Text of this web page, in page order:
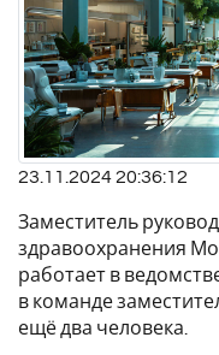
23.11.2024 20:36:12
Заместитель
здравоохранения
работает в
в команде
ещё два человека.